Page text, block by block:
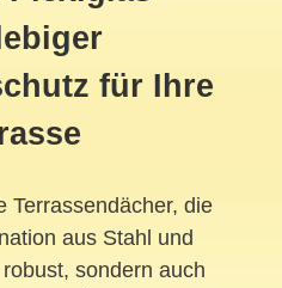
für Ihre
Terrassendächer, die
aus Stahl und
sondern auch